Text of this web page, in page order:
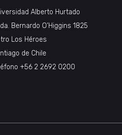
Alberto Hurtado
Bernardo O’Higgins 1825
Los Héroes
de Chile
+56 2 2692 0200